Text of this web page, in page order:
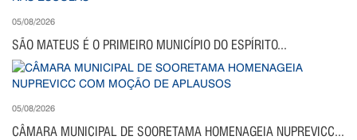
05/08/2026
SÃO MATEUS É O PRIMEIRO MUNICÍPIO DO ESPÍRITO...
05/08/2026
CÂMARA MUNICIPAL DE SOORETAMA HOMENAGEIA NUPREVICC...